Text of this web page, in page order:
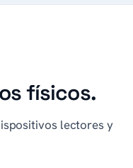
físicos.
lectores y